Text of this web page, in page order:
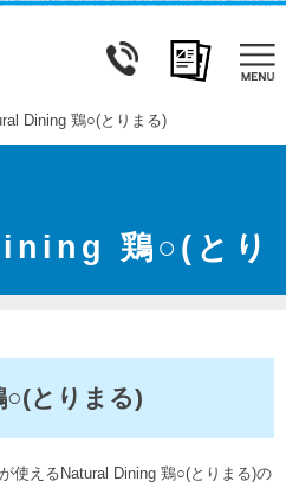
Dining 鶏○(とりまる)
鶏○(とり
とりまる)
使えるNatural Dining 鶏○(とりまる)の